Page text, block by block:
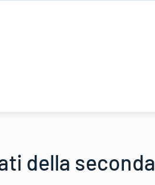
della seconda